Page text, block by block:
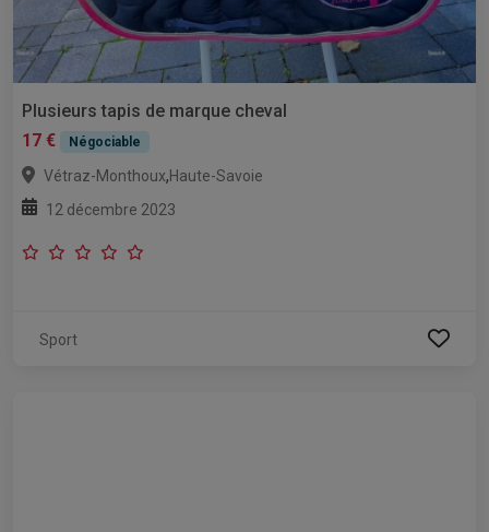
Plusieurs tapis de marque cheval
17 €
Négociable
Vétraz-Monthoux,Haute-Savoie
12 décembre 2023
Sport